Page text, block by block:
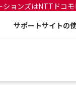
ョンズはNTTドコ
サポートサイトの